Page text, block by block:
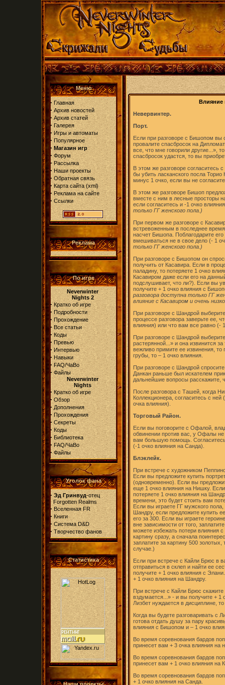
Меню
· Главная
· Архив новостей
· Архив статей
· Галерея
· Игры и автоматы
· Популярное
· Магазин игр
· Форум
· Рассылка
· Наши проекты
· Обратная связь
· Карта сайта(xml)
· Реклама на сайте
· Ссылки
Реклама
По игре
Neverwinter
Nights 2
· Кратко об игре
· Подробности
· Прохождение
· Все статьи
· Коды
· Превью
· Интервью
· Навыки
· FAQ/ЧаВо
· Файлы
Neverwinter
Nights
· Кратко об игре
· Обзор
· Дополнения
· Прохождения
· Секреты
· Коды
· Библиотека
· FAQ/ЧаВо
· Файлы
Уголок фана
· Эд Гринвуд-отец
Forgotten Realms
· Вселенная FR
· Книги
· Система D&D
· Творчество фанов
Статистика
Влияние
Невервинтер.
Порт.
Если при разговоре с Бишопом вы
провалите спасбросок на
все, что мне говорили другие...»,
спасбросок удастся, то вы
В этом же разговоре
бы убить ласканского посла
минус 1 очко, если вы не
В этом же разговоре Бишоп
вместе с ним в лесные просторы
если согласитесь и -1 очко
только ГГ женского пола.)
При первом же разговоре с
встревоженным в последнее
насчет Бишопа. Поблагодарите
вмешиваться не в свое дело (- 1
только ГГ женского пола.)
При разговоре с Бишопом он
получить от Касавира. Если в
паладину, то потеряете 1 очко
Касавиром даже если его на
подслушивает, что ли?). Если вы
получите + 1 очко влияния с
разговора доступна только ГГ
влияние с Касавиром и очень
При разговоре с Шандрой
процессе разговора заверьте ее,
влияния) или что вам все равно (-
При разговоре с Шандрой
растерянной...» и она извинится
вежливо примите ее извинения, то
грубы, то – 1 очко влияния.
При разговоре с Шандрой
Данкан раньше был искателем
дальнейшие вопросы расскажите,
После разговора с Ташей, когда
Коллекционера, согласитесь с
очка влияния).
Торговый Район.
Если вы поговорите с Офалой,
обвинении против вас, у Офалы не
вам большую помощь.
(-1 очко влияния на Санда).
Блэклейк.
При встрече с художником
Если вы предложите купить
(одновременно). Если вы
еще 1 очко влияния на Нишку.
потеряете 1 очко влияния на
времени, это будет стоить вам
Если вы играете ГГ мужского
Шандру, если предложите купить
его за 300. Если вы играете
вне зависимости от того,
можете избежать потери влияния
картину сразу, а сначала
заплатите за картину 500
случае.)
Если при встрече с Кайли Брюс в
отправиться в склеп и найти ее
получите + 1 очко влияния с
+ 1 очко влияния на Шандру.
При встрече с Кайли Брюс скажите
вздумается...» - и вы получите + 1
Лизбет нуждается в дисциплине,
Когда вы будете разговаривать с
готова отдать душу за пару
влияния с Бишопом и – 1 очко
Во время соревнования бардов
принесет вам + 3 очка влияния на
Во время соревнования бардов
принесет вам + 1 очко влияния на
Во время соревнования бардов
+ 1 очко влияния на Санда.